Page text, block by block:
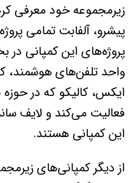
زیرمجموعه خود معرفی
پیشرو، آلفابت تمامی
پروژه‌های این کمپانی
واحد تلفن‌های
ایکس، کالیکو که در
فعالیت می‌کند و لایف
این کمپانی هستند.
از دیگر کمپانی‌های